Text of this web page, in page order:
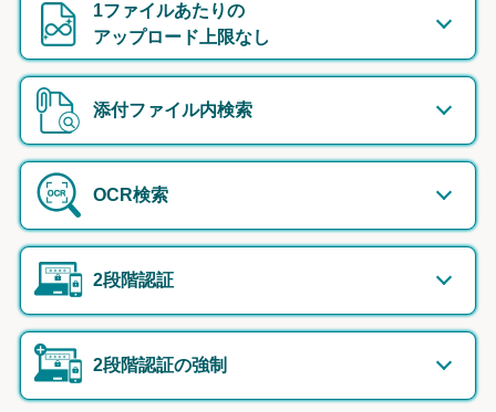
1ファイルあたりの
アップロード上限なし
添付ファイル内検索
OCR検索
2段階認証
2段階認証の強制